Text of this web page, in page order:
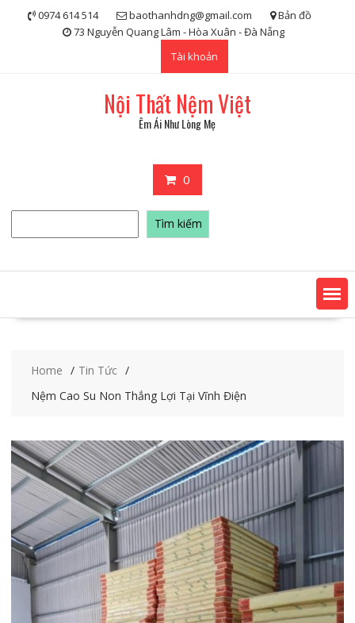
0974 614 514 baothanhdng@gmail.com
Bản đồ
73 Nguyễn Quang Lâm - Hòa Xuân - Đà Nẵng
Tài khoản
Nội Thất Nệm Việt
Êm Ái Như Lòng Mẹ
0
Tìm
kiếm
Tìm kiếm
Home
Tin Tức
Nệm Cao Su Non Thắng Lợi Tại Vĩnh Điện